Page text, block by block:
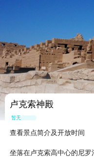
卢克索神殿
暂无点评
查看景点简介及开放时间
坐落在卢克索高中心的尼罗